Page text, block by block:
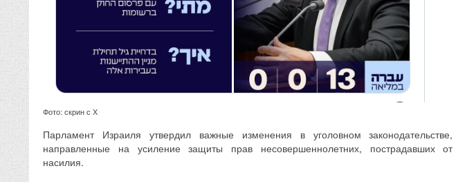
Фото: скрин с Х
Парламент Израиля утвердил важные изменения в уголовном законодательстве,
направленные на усиление защиты прав несовершеннолетних, пострадавших от
насилия.